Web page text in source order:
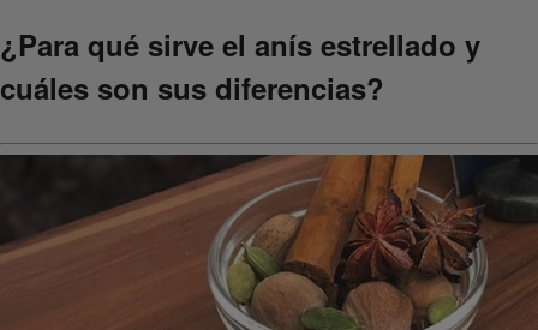
¿Para qué sirve el anís estrellado y
cuáles son sus diferencias?